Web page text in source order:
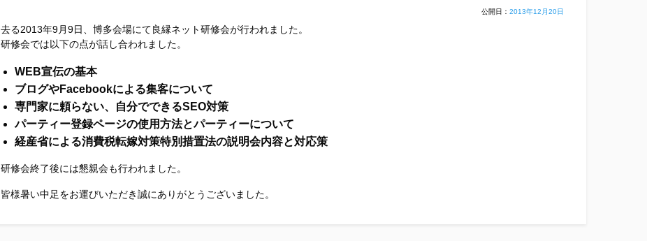
公開日： 2013年12月20日
去る2013年9月9日、博多会場にて良縁ネット研修会が行われました。
研修会では以下の点が話し合われました。
WEB宣伝の基本
ブログやFacebookによる集客について
専門家に頼らない、自分でできるSEO対策
パーティー登録ページの使用方法とパーティーについて
経産省による消費税転嫁対策特別措置法の説明会内容と対応策
研修会終了後には懇親会も行われました。
皆様暑い中足をお運びいただき誠にありがとうございました。